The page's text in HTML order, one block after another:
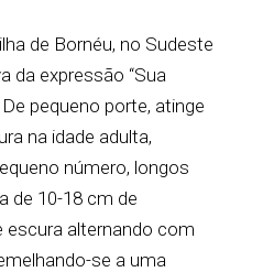
de Bornéu, no Sudeste
da expressão “Sua
pequeno porte, atinge
na idade adulta,
número, longos
de 10-18 cm de
escura alternando com
se a uma